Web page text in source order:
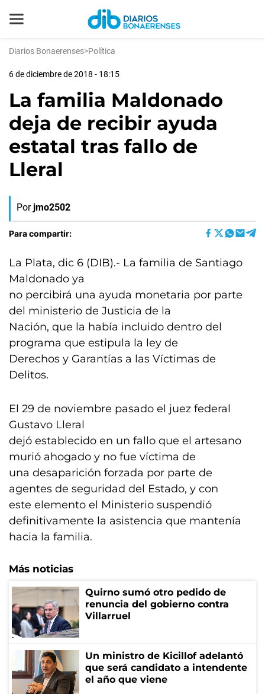
Diarios Bonaerenses>Política
6 de diciembre de 2018 - 18:15
La familia Maldonado
deja de recibir ayuda
estatal tras fallo de
Lleral
Por jmo2502
Para compartir:
La Plata, dic 6 (DIB).- La familia de Santiago
Maldonado ya
no percibirá una ayuda monetaria por parte
del ministerio de Justicia de la
Nación, que la había incluido dentro del
programa que estipula la ley de
Derechos y Garantías a las Víctimas de
Delitos.
El 29 de noviembre pasado el juez federal
Gustavo Lleral
dejó establecido en un fallo que el artesano
murió ahogado y no fue víctima de
una desaparición forzada por parte de
agentes de seguridad del Estado, y con
este elemento el Ministerio suspendió
definitivamente la asistencia que mantenía
hacia la familia.
Más noticias
Quirno sumó otro pedido de
renuncia del gobierno contra
Villarruel
Un ministro de Kicillof adelantó
que será candidato a intendente
el año que viene